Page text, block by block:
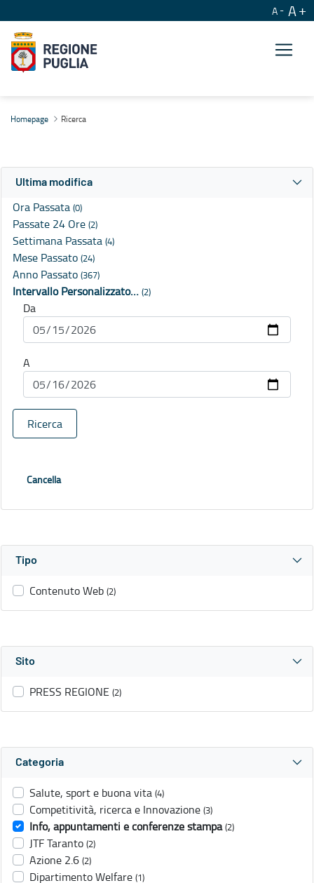
A A
Homepage Ricerca
Ultima modifica
Ora Passata (0)
Passate 24 Ore (2)
Settimana Passata (4)
Mese Passato (24)
Anno Passato (367)
Intervallo Personalizzato… (2)
Da
A
Ricerca
Cancella
Tipo
Contenuto Web (2)
Sito
PRESS REGIONE (2)
Categoria
Salute, sport e buona vita (4)
Competitività, ricerca e Innovazione (3)
Info, appuntamenti e conferenze stampa (2)
JTF Taranto (2)
Azione 2.6 (2)
Dipartimento Welfare (1)